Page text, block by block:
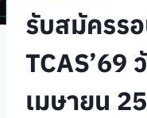
รับสมัครร
TCAS’69
เมษายน